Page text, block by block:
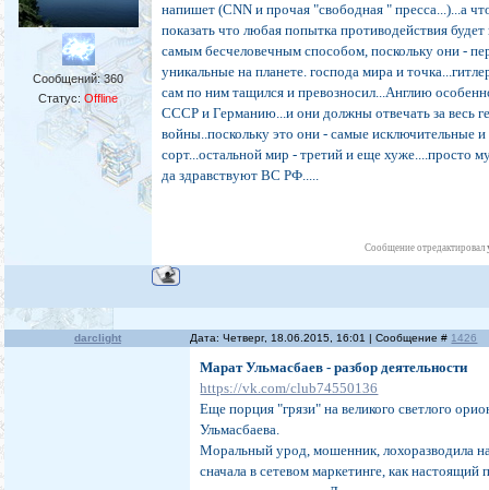
Сообщений:360
Статус:Offline
напишет (CNN и прочая "свободная " пресса...)...а
показать что любая попытка противодействия
самым бесчеловечным способом, поскольку они -
уникальные на планете. господа мира и
сам по ним тащился и превозносил...Англию
СССР и Германию...и они должны отвечать за весь
войны..поскольку это они - самые исключительные
сорт...остальной мир - третий и еще хуже....просто
да здравствуют ВС РФ.....
Сообщение отредактировал
darclight Дата: Четверг, 18.06.2015, 16:01 | Сообщение # 1426
Марат Ульмасбаев - разбор деятельности
https://vk.com/club74550136
Еще порция "грязи" на великого светлого
Ульмасбаева.
Моральный урод, мошенник, лохоразводила
сначала в сетевом маркетинге, как настоящий